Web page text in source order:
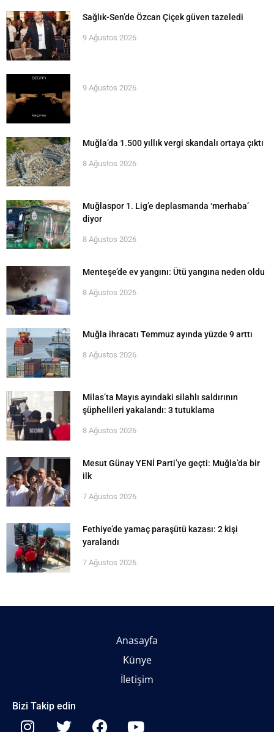
Sağlık-Sen’de Özcan Çiçek güven tazeledi
9 Ağustos 2026
9 Ağustos 2026
Muğla’da 1.500 yıllık vergi skandalı ortaya çıktı
8 Ağustos 2026
Muğlaspor 1. Lig’e deplasmanda ‘merhaba’
diyor
8 Ağustos 2026
Menteşe’de ev yangını: Ütü yangına neden oldu
8 Ağustos 2026
Muğla ihracatı Temmuz ayında yüzde 9 arttı
8 Ağustos 2026
Milas’ta Mayıs ayındaki silahlı saldırının
şüphelileri yakalandı: 3 tutuklama
8 Ağustos 2026
Mesut Günay YENİ Parti’ye geçti: Muğla’da bir
ilk
7 Ağustos 2026
Fethiye’de yamaç paraşütü kazası: 2 kişi
yaralandı
7 Ağustos 2026
Anasayfa
Künye
İletişim
Bizi Takip edin